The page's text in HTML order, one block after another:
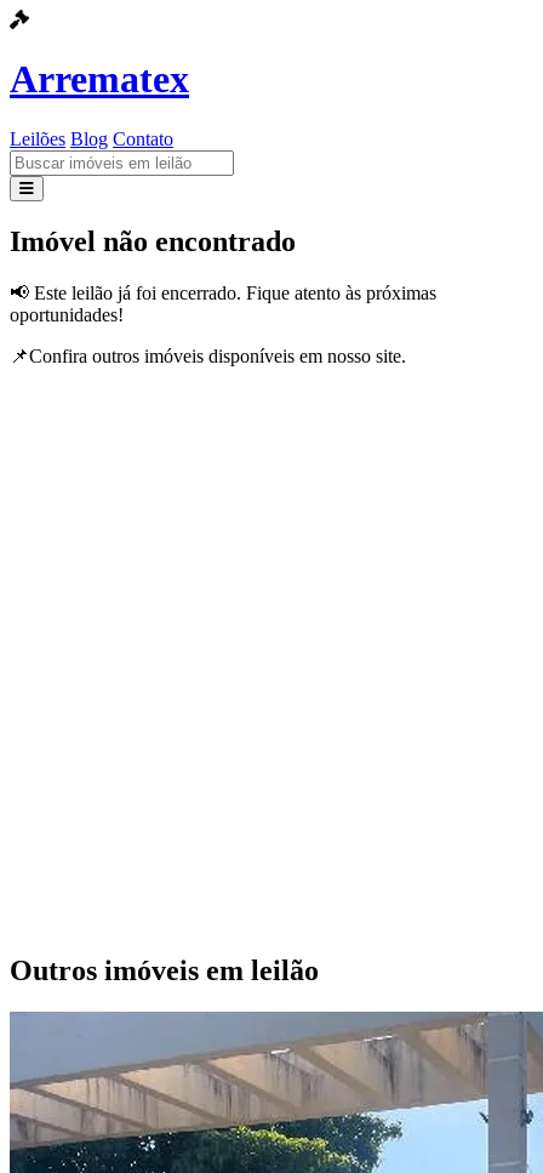
Arrematex
Leilões Blog Contato
Leilões
Imóvel não encontrado
📢 Este leilão já foi encerrado. Fique atento às próximas
oportunidades!
📌Confira outros imóveis disponíveis em nosso site.
Outros imóveis em leilão